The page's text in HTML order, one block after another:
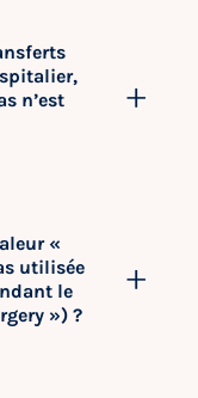
n’est
«
utilisée
le
») ?